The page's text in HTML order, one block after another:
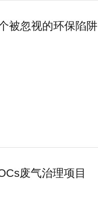
被忽视的环保陷阱
废气治理项目